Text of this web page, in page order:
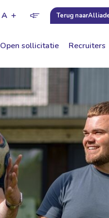
A Terug naar
Open sollicitatie Recruiters